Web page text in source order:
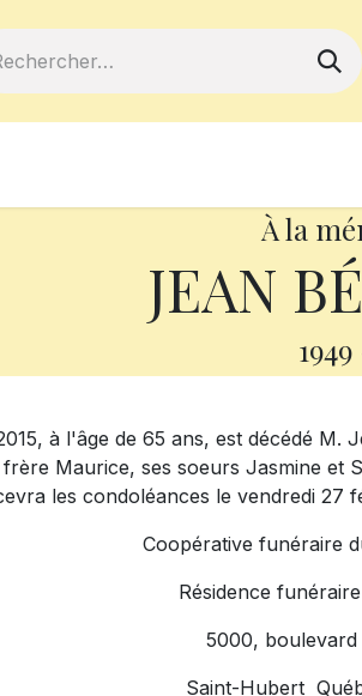
À la
JEAN
1949
à l'âge de 65 ans, est décédé M.
Maurice, ses soeurs Jasmine et
les condoléances le vendredi 27
Coopérative funéraire
Résidence
5000, boulevard
Saint-Hubert